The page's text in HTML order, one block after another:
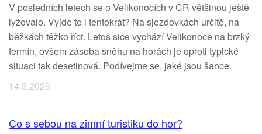
V posledních letech se o Velikonocích v ČR většinou ještě
lyžovalo. Vyjde to i tentokrát? Na sjezdovkách určitě, na
běžkách těžko říct. Letos sice vychází Velikonoce na brzký
termín, ovšem zásoba sněhu na horách je oproti typické
situaci tak desetinová. Podívejme se, jaké jsou šance.
14.3.2026
Co s sebou na zimní turistiku do hor?